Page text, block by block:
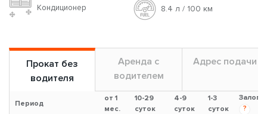
Кондиционер 8.4 л / 100 км
Прокат без
водителя
Аренда с
водителем
Адрес подачи
Период
от 1
мес.
10-29
суток
4-9
суток
1-3
суток
Залог
?